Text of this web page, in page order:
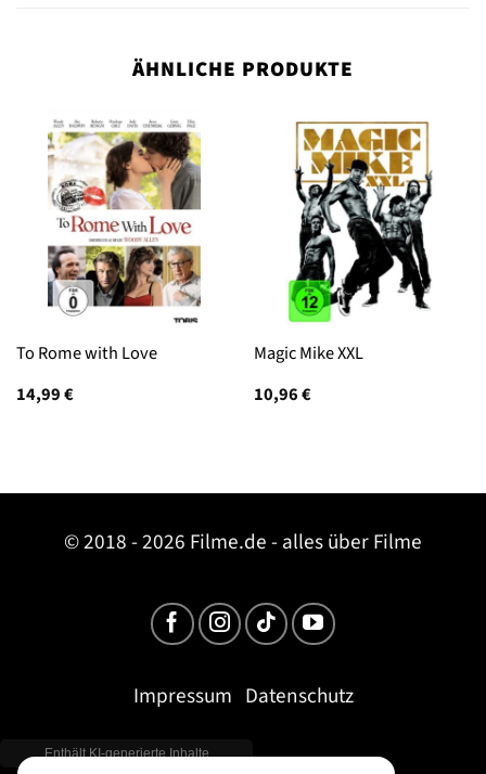
ÄHNLICHE PRODUKTE
To Rome with Love
14,99€
Magic Mike XXL
10,96€
© 2018 - 2026 Filme.de - alles über Filme
Impressum Datenschutz